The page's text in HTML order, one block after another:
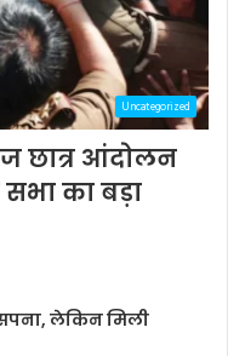
Uncategorized
छात्र आंदोलन
का बड़ा
लेकिन मिली